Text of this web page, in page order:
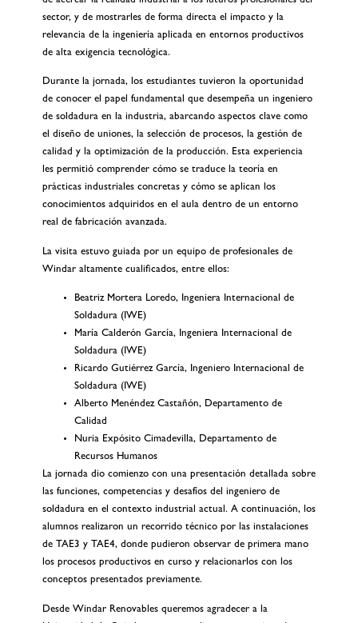
sector, y de mostrarles de forma directa el impacto y la
relevancia de la ingeniería aplicada en entornos productivos
de alta exigencia tecnológica.
Durante la jornada, los estudiantes tuvieron la oportunidad
de conocer el papel fundamental que desempeña un ingeniero
de soldadura en la industria, abarcando aspectos clave como
el diseño de uniones, la selección de procesos, la gestión de
calidad y la optimización de la producción. Esta experiencia
les permitió comprender cómo se traduce la teoría en
prácticas industriales concretas y cómo se aplican los
conocimientos adquiridos en el aula dentro de un entorno
real de fabricación avanzada.
La visita estuvo guiada por un equipo de profesionales de
Windar altamente cualificados, entre ellos:
Beatriz Mortera Loredo, Ingeniera Internacional de
Soldadura (IWE)
María Calderón García, Ingeniera Internacional de
Soldadura (IWE)
Ricardo Gutiérrez García, Ingeniero Internacional de
Soldadura (IWE)
Alberto Menéndez Castañón, Departamento de
Calidad
Nuria Expósito Cimadevilla, Departamento de
Recursos Humanos
La jornada dio comienzo con una presentación detallada sobre
las funciones, competencias y desafíos del ingeniero de
soldadura en el contexto industrial actual. A continuación, los
alumnos realizaron un recorrido técnico por las instalaciones
de TAE3 y TAE4, donde pudieron observar de primera mano
los procesos productivos en curso y relacionarlos con los
conceptos presentados previamente.
Desde Windar Renovables queremos agradecer a la